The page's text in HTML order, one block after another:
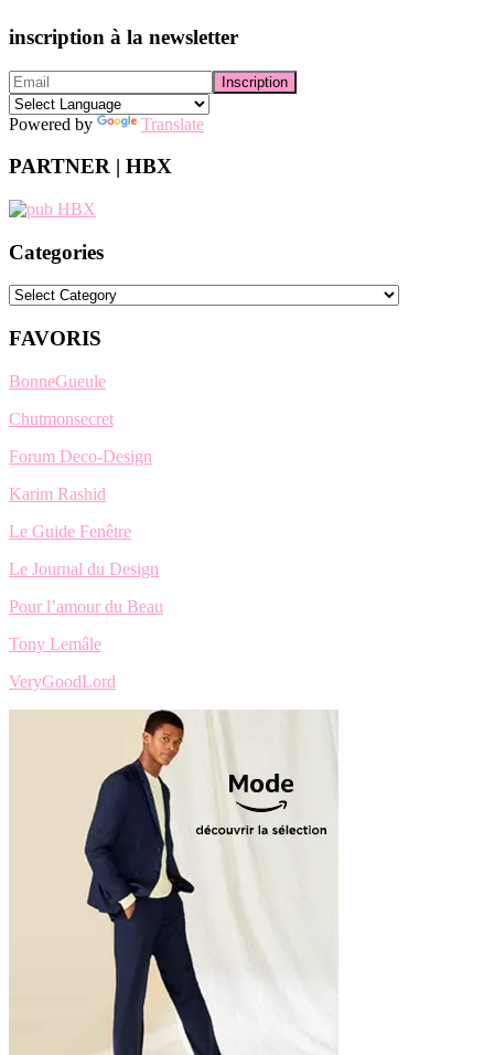
inscription à la newsletter
Powered by Translate
PARTNER | HBX
Categories
Categories
FAVORIS
BonneGueule
Chutmonsecret
Forum Deco-Design
Karim Rashid
Le Guide Fenêtre
Le Journal du Design
Pour l’amour du Beau
Tony Lemâle
VeryGoodLord